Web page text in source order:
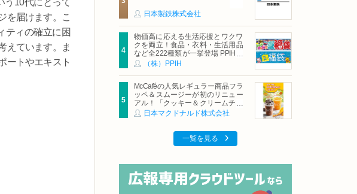
を届けます。こ
ティの確立に困
えています。ま
ートやエキスト
日本製鉄株式会社
物価高に応える生活応援とワクワ
クを両立！食品・衣料・生活用品
など全222種類が一挙登場 PPIHグ
ループ「夏福袋」＆セール 8月6日
（株）PPIH
McCaféの人気レギュラー商品フラ
ッペ＆スムージーが初のリニュー
アル！「クッキー＆クリームチョ
コフラッペ」「マンゴースムージ
日本マクドナルド株式会社
一覧を見る